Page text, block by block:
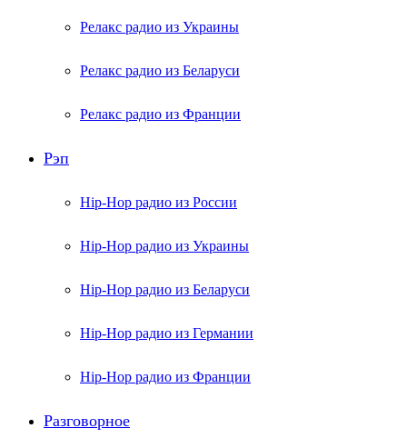
Релакс радио из Украины
Релакс радио из Беларуси
Релакс радио из Франции
Рэп
Hip-Hop радио из России
Hip-Hop радио из Украины
Hip-Hop радио из Беларуси
Hip-Hop радио из Германии
Hip-Hop радио из Франции
Разговорное